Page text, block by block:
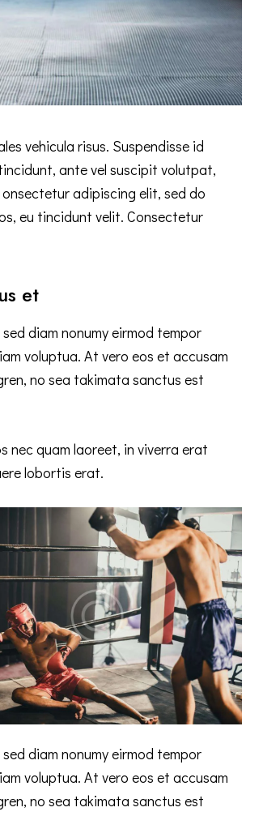
vehicula risus. Suspendisse id
ante vel suscipit volutpat,
adipiscing elit, sed do
eu tincidunt velit. Consectetur
et
diam nonumy eirmod tempor
voluptua. At vero eos et accusam
no sea takimata sanctus est
nec quam laoreet, in viverra erat
lobortis erat.
diam nonumy eirmod tempor
voluptua. At vero eos et accusam
no sea takimata sanctus est